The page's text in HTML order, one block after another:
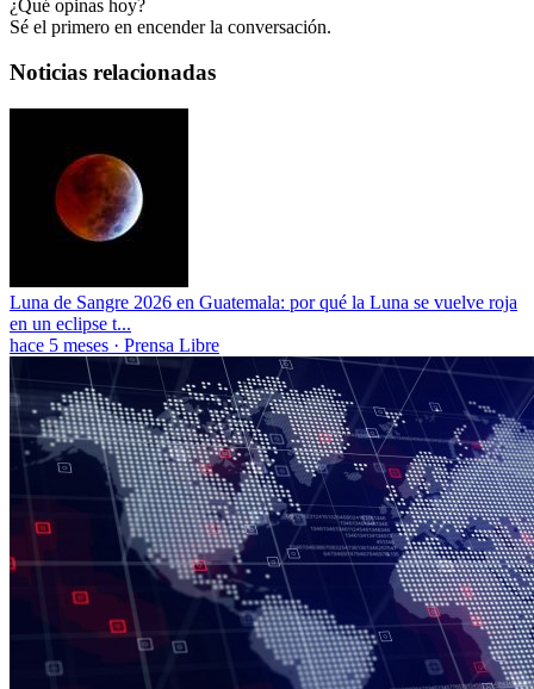
¿Qué opinas hoy?
Sé el primero en encender la conversación.
Noticias relacionadas
Luna de Sangre 2026 en Guatemala: por qué la Luna se vuelve roja
en un eclipse t...
hace 5 meses · Prensa Libre